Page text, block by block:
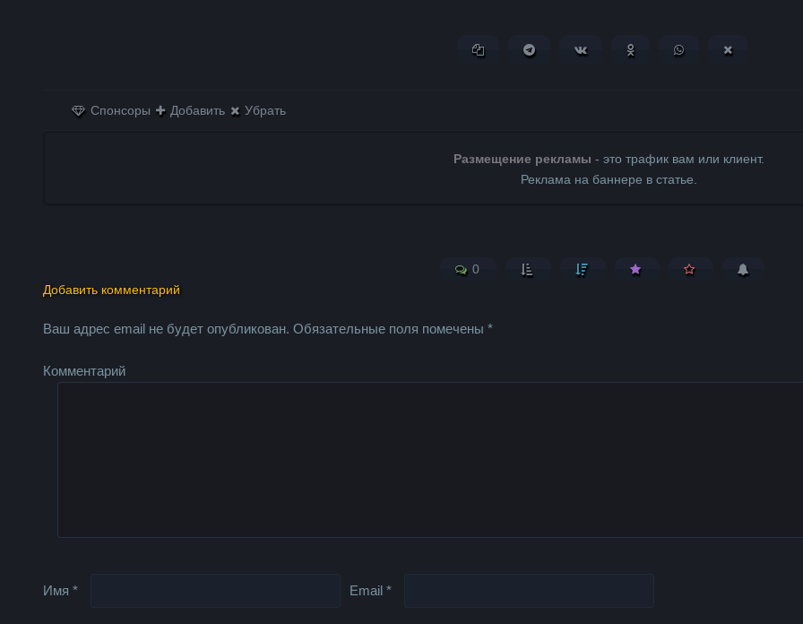
Копировать ссылкуПоделиться в Telegram
Поделиться ВКонтакте
Поделиться вПоделиться в
Спонсоры Добавить Убрать
Размещение рекламы - это трафик вам или клиент.
Реклама на баннере в статье.
0
Добавить комментарий
Ваш адрес email не будет опубликован. Обязательные поля помечены*
Комментарий
Имя* Email*